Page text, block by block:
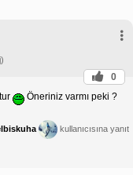
0
Öneriniz varmı peki ?
kullanıcısına yanıt